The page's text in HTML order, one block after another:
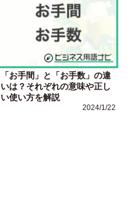
「お手間」と「お手数」の違
いは？それぞれの意味や正し
い使い方を解説
2024/1/22